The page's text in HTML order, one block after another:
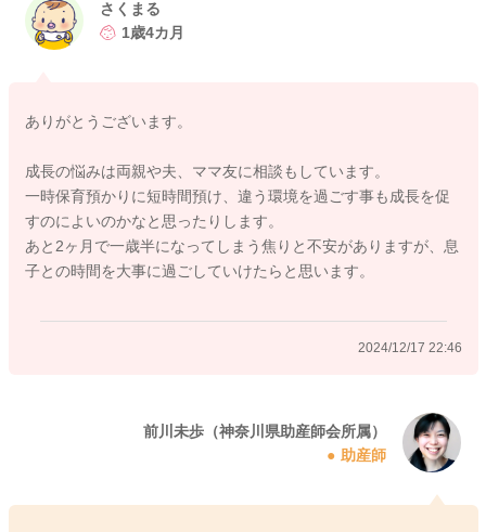
歳半では言葉の育ちを指摘された後で２歳、３歳と変化を確認
していると、徐々に追いつくお子さまもいます。だから引っか
切だと指摘されることではありません。
声が出せることがわかります。自分の名前を知っています、バ
イバイや追いかけっこなど他者と関わることもできるのです
ね。そして美味しいと、自分の気持ちを他者に伝える方法を知
っています。息子さんにはできることもたくさんあります。そ
の一方で一般的な発達のペースと比べたときに気になるという
１歳半の健診まで、待っていただきたいと思います。子どもの
さくまるさんの心配している気持ち、どなたかに話すことはで
きていますか？一人で抱えていないかしらと心配しています。
つ時間はとても長く感じられることはよくわかります。どう
さくまる
1歳4カ月
ありがとうございます。
成長の悩みは両親や夫、ママ友に相談もしています。
一時保育預かりに短時間預け、違う環境を過ごす事も成長を促
すのによいのかなと思ったりします。
あと2ヶ月で一歳半になってしまう焦りと不安がありますが、息
子との時間を大事に過ごしていけたらと思います。
2024/12/17 22:46
前川未歩（神奈川県助産師会所属）
助産師